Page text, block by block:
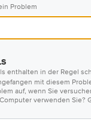
Problem
enthalten in der Regel
mit diesem
auf, wenn Sie
verwenden Sie?